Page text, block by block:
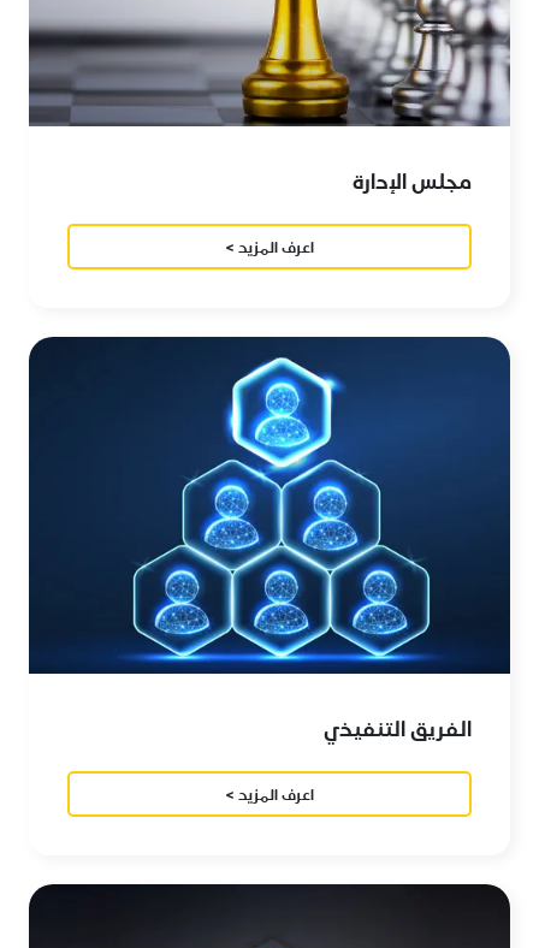
مجلس الإدارة
اعرف المزيد >
الفريق التنفيذي
اعرف المزيد >